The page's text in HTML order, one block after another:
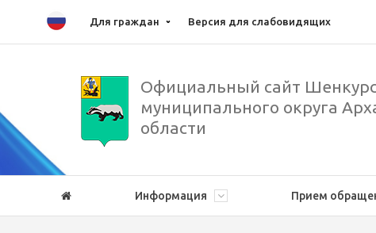
Для граждан Версия для слабовидящих
Официальный сайт
муниципального округа
области
Информация
Прием